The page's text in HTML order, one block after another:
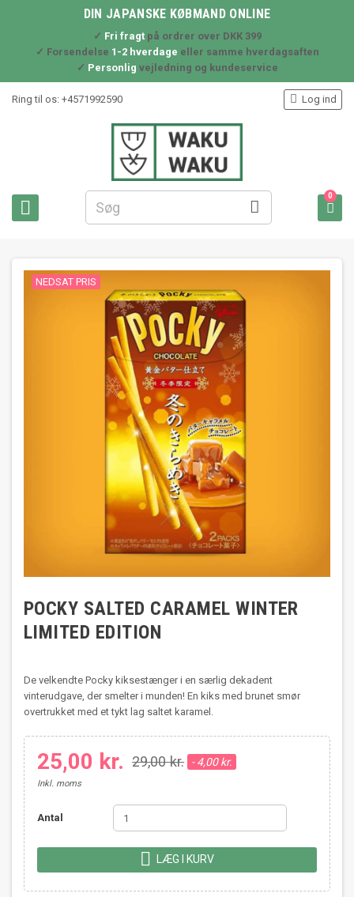
DIN JAPANSKE KØBMAND ONLINE
✓ Fri fragtpå ordrer over DKK 399
✓ Forsendelse 1-2 hverdage eller samme hverdagsaften
✓ Personlig vejledning og kundeservice
Ring til os: +4571992590
 
 Log ind

0
NEDSAT PRIS
POCKY SALTED CARAMEL WINTER
LIMITED EDITION
De velkendte Pocky kiksestænger i en særlig dekadent
vinterudgave, der smelter i munden! En kiks med brunet smør
overtrukket med et tykt lag saltet karamel.
25,00 kr. 29,00 kr. - 4,00 kr.
Inkl. moms
Antal
 LÆG I KURV